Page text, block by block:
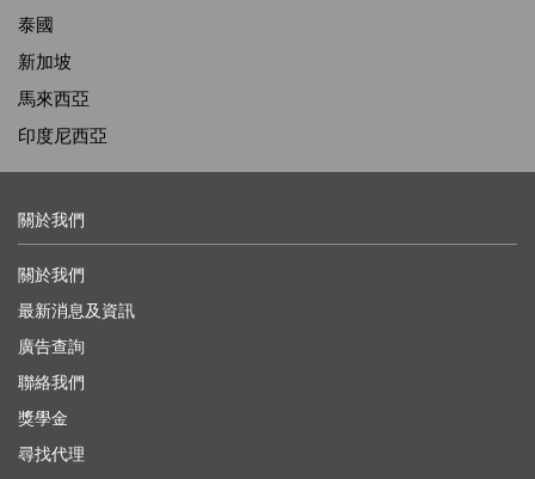
泰國
新加坡
馬來西亞
印度尼西亞
關於我們
關於我們
最新消息及資訊
廣告查詢
聯絡我們
獎學金
尋找代理